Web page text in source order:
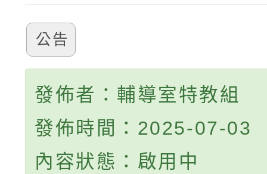
公告
發佈者：輔導室特教組
發佈時間：2025-07-03
內容狀態：啟用中